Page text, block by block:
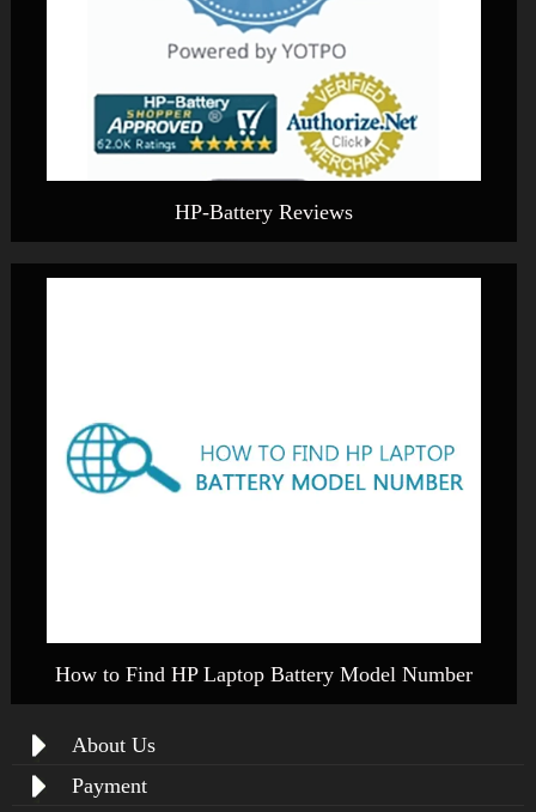
HP-Battery Reviews
How to Find HP Laptop Battery Model Number
About Us
Payment